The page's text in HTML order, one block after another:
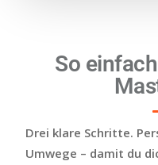
So
Drei klare Schritte.
Umwege – damit du